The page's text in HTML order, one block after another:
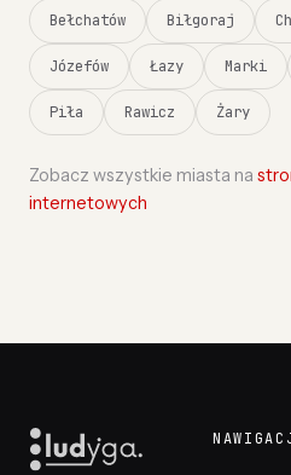
Bełchatów Biłgoraj
Józefów Łazy Marki
Piła Rawicz Żary
Zobacz wszystkie miasta na
internetowych